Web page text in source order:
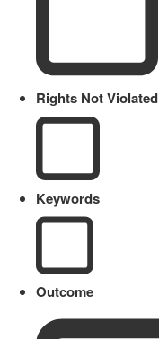
Rights Not Violated
Keywords
Outcome